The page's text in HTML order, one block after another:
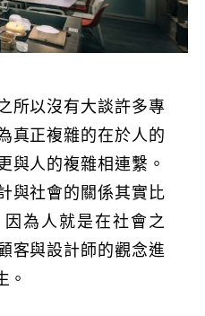
所以沒有大談許多專
真正複雜的在於人的
與人的複雜相連繫。
與社會的關係其實比
為人就是在社會之
客與設計師的觀念進
。